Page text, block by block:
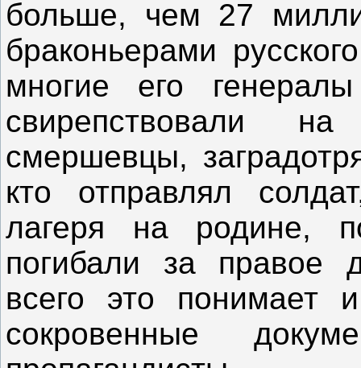
больше, чем 27
браконьерами
многие его
свирепствовали
смершевцы,
кто отправлял
лагеря на родине,
погибали за
всего это понимает
сокровенные